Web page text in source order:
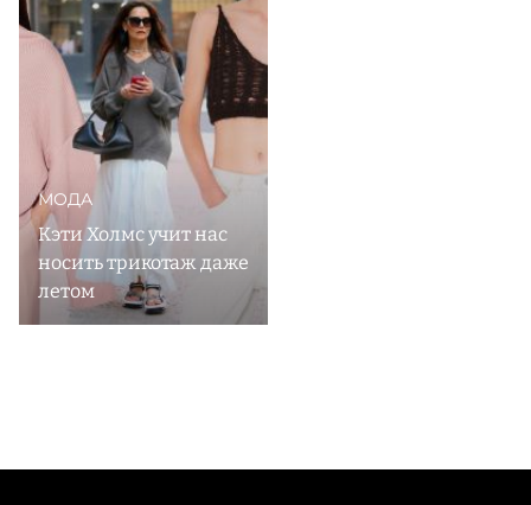
все модели Erika Cavallini в уникальные предметы
базового гардероба, которые гармонично живут в нем
из сезона в сезон вне временного контекста и смены
МОДА
Кэти Холмс учит нас
носить трикотаж даже
летом